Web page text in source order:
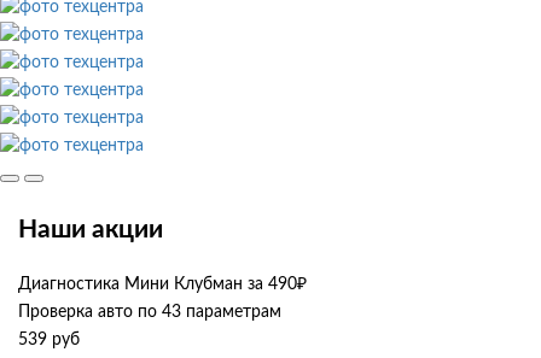
Наши акции
Диагностика Мини Клубман за 490₽
Проверка авто по 43 параметрам
539 руб